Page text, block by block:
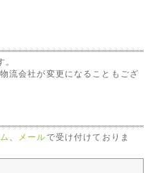
流会社が変更になることもござ
メールで受け付けておりま